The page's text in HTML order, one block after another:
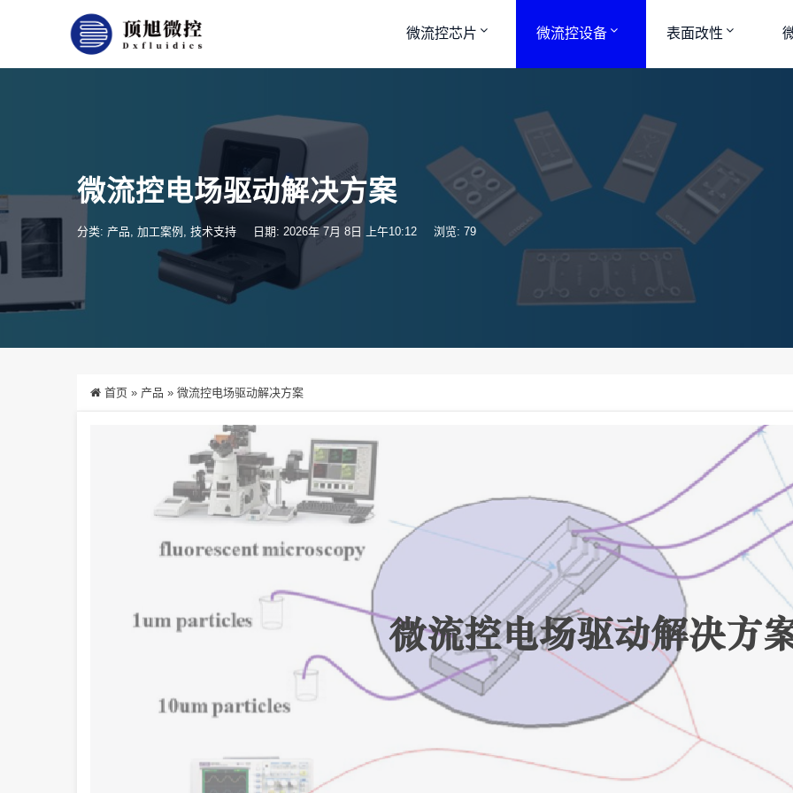
微流控芯片 微流控设备 表面改性
微流控电场驱动解决方案
分类: 产品, 加工案例 , 技术支持 日期: 2026年 7月 8日 上午10:12 浏览: 79
首页 » 产品 » 微流控电场驱动解决方案
微流控电场驱动解决方